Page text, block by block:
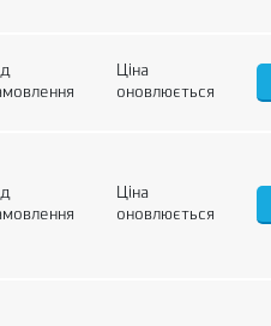
Ціна
оновлюється
Ціна
оновлюється